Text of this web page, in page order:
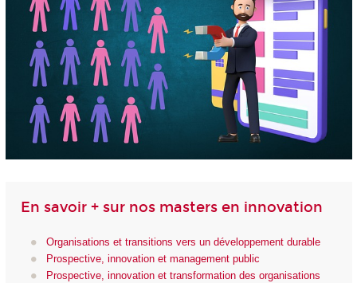
En savoir + sur nos masters en innovation
Organisations et transitions vers un développement durable
Prospective, innovation et management public
Prospective, innovation et transformation des organisations